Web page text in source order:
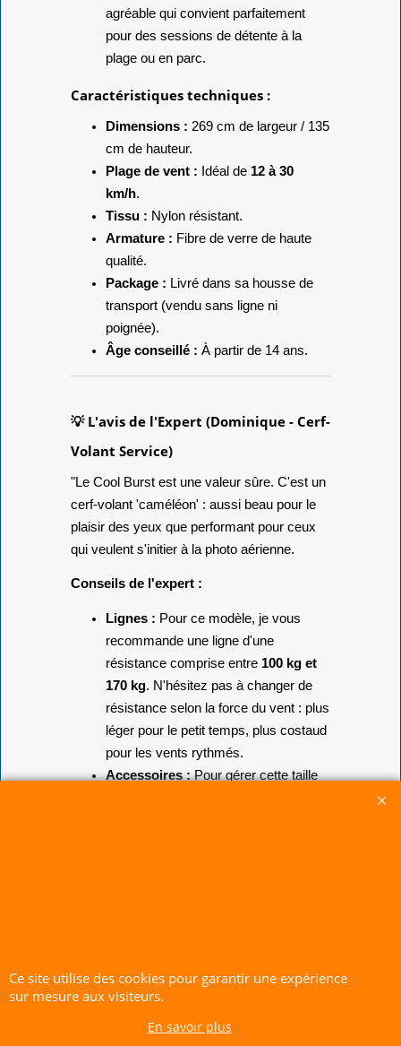
agréable qui convient parfaitement
pour des sessions de détente à la
plage ou en parc.
Caractéristiques techniques :
Dimensions : 269 cm de largeur / 135
cm de hauteur.
Plage de vent : Idéal de 12 à 30
km/h.
Tissu : Nylon résistant.
Armature : Fibre de verre de haute
qualité.
Package : Livré dans sa housse de
transport (vendu sans ligne ni
poignée).
Âge conseillé : À partir de 14 ans.
💡 L'avis de l'Expert (Dominique - Cerf-
Volant Service)
"Le Cool Burst est une valeur sûre. C'est un
cerf-volant 'caméléon' : aussi beau pour le
plaisir des yeux que performant pour ceux
qui veulent s'initier à la photo aérienne.
Conseils de l'expert :
Lignes : Pour ce modèle, je vous
recommande une ligne d'une
résistance comprise entre 100 kg et
170 kg. N'hésitez pas à changer de
résistance selon la force du vent : plus
léger pour le petit temps, plus costaud
pour les vents rythmés.
Accessoires :Pour gérer cette taille
vers le nez, au risque de
compromettre la stabilité de l'appareil."
Ce site utilise des cookies pour garantir une expérience
sur mesure aux visiteurs.
En savoir plus